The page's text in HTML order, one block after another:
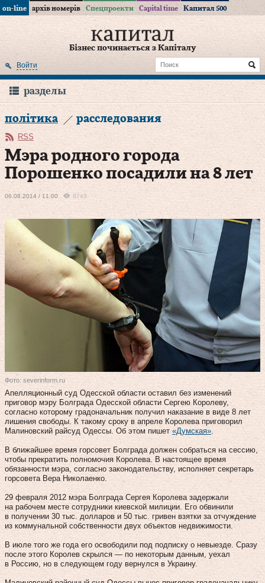
on-line архів номерів Спецпроекти Capital time Капитал 500
Бізнес починається з Капіталу
Войти
разделы
політика расследования
RSS
Мэра родного города
Порошенко посадили на 8 лет
06.08.2014 / 11:00 8743
Фото: severinform.ru
Апелляционный суд Одесской области оставил без изменений
приговор мэру Болграда Одесской области Сергею Королеву,
согласно которому градоначальник получил наказание в виде 8 лет
лишения свободы. К такому сроку в апреле Королева приговорил
Малиновский райсуд Одессы. Об этом пишет «Думская»
В ближайшее время горсовет Болграда должен собраться на сессию,
чтобы прекратить полномочия Королева. В настоящее время
обязанности мэра, согласно законодательству, исполняет секретарь
горсовета Вера Николаенко.
29 февраля 2012 мэра Болграда Сергея Королева задержали
на рабочем месте сотрудники киевской милиции. Его обвинили
в получении 30 тыс. долларов и 50 тыс. гривен взятки за отчуждение
из коммунальной собственности двух объектов недвижимости.
В июле того же года его освободили под подписку о невыезде. Сразу
после этого Королев скрылся — по некоторым данным, уехал
в Россию, но в следующем году вернулся в Украину.